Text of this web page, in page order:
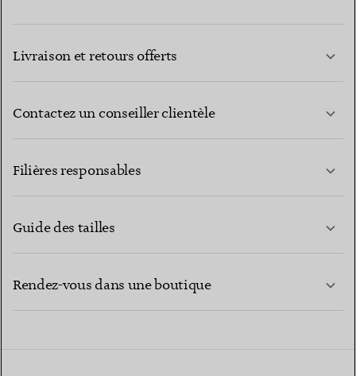
Livraison et retours offerts
Contactez un conseiller clientèle
Filières responsables
Guide des tailles
Rendez-vous dans une boutique